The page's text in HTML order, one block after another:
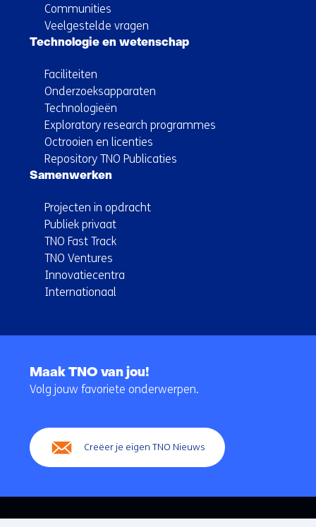
Communities
Veelgestelde vragen
Technologie en wetenschap
Faciliteiten
Onderzoeksapparaten
Technologieën
Exploratory research programmes
Octrooien en licenties
Repository TNO Publicaties
Samenwerken
Projecten in opdracht
Publiek privaat
TNO Fast Track
TNO Ventures
Innovatiecentra
Internationaal
navigatie
Maak TNO van jou!
Volg jouw favoriete onderwerpen.
Creëer je eigen TNO Nieuws